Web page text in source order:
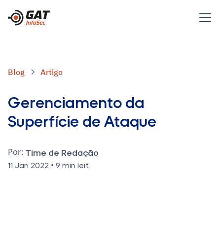
Blog Artigo
Gerenciamento da
Superfície de Ataque
Por: Time de Redação
11 Jan 2022 • 9 min leit.